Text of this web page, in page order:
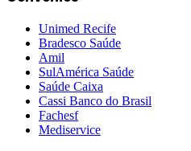
Unimed Recife
Bradesco Saúde
Amil
SulAmérica Saúde
Saúde Caixa
Cassi Banco do Brasil
Fachesf
Mediservice